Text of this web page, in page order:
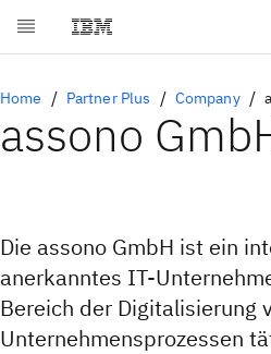
Home Partner Plus Company
assono
Die assono GmbH ist ein
anerkanntes IT-
Bereich der Digitalisierung
Unternehmensprozessen